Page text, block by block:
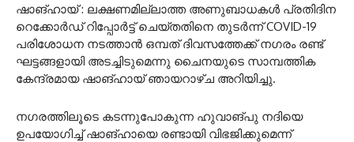
ഷാങ്ഹായ് : ലക്ഷണമില്ലാത്ത അണുബാധകൾ പ്രതിദിന
റെക്കോർഡ് റിപ്പോർട്ട് ചെയ്തതിനെ തുടർന്ന് COVID-19
പരിശോധന നടത്താൻ ഒമ്പത് ദിവസത്തേക്ക് നഗരം രണ്ട്
ഘട്ടങ്ങളായി അടച്ചിടുമെന്നു ചൈനയുടെ സാമ്പത്തിക
കേന്ദ്രമായ ഷാങ്ഹായ് ഞായറാഴ്ച അറിയിച്ചു.
നഗരത്തിലൂടെ കടന്നുപോകുന്ന ഹുവാങ്പു നദിയെ
ഉപയോഗിച്ച് ഷാങ്ഹായെ രണ്ടായി വിഭജിക്കുമെന്ന്